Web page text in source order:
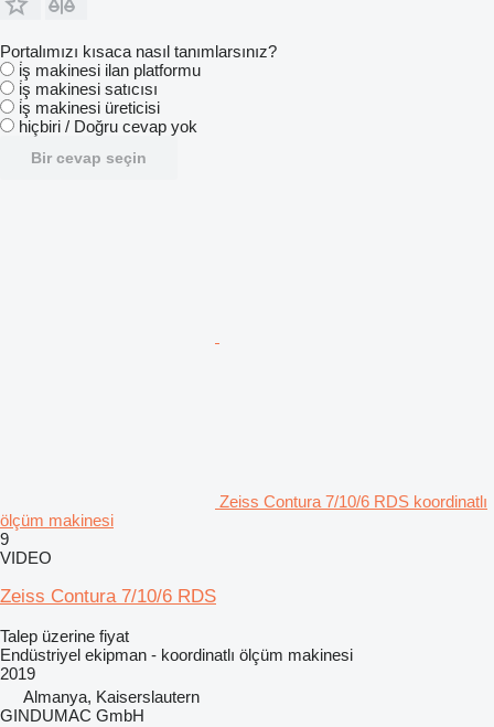
Portalımızı kısaca nasıl tanımlarsınız?
i̇ş makinesi ilan platformu
i̇ş makinesi satıcısı
i̇ş makinesi üreticisi
hiçbiri / Doğru cevap yok
Bir cevap seçin
Zeiss Contura 7/10/6 RDS koordinatlı
ölçüm makinesi
9
VIDEO
Zeiss Contura 7/10/6 RDS
Talep üzerine fiyat
Endüstriyel ekipman - koordinatlı ölçüm makinesi
2019
Almanya, Kaiserslautern
GINDUMAC GmbH